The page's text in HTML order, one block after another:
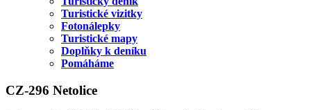
Turistické vizitky
Fotonálepky
Turistické mapy
Doplňky k deníku
Pomáháme
CZ-296 Netolice